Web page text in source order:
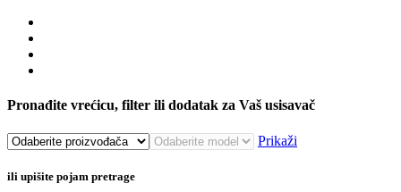
Pronađite vrećicu, filter ili dodatak za Vaš usisavač
Prikaži
ili upišite pojam pretrage